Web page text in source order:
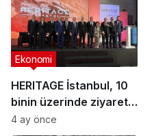
HERITAGE İstanbul, 10
binin üzerinde ziyaretçi
ağırladı
Ekonomi
4 ay önce